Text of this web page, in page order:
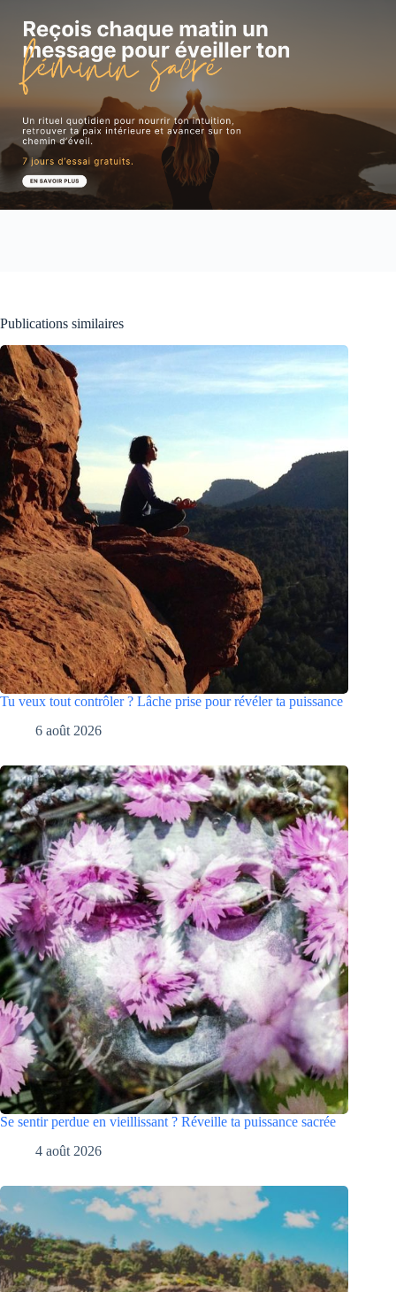
Publications similaires
Tu veux tout contrôler ? Lâche prise pour révéler ta puissance
6 août 2026
Se sentir perdue en vieillissant ? Réveille ta puissance sacrée
4 août 2026